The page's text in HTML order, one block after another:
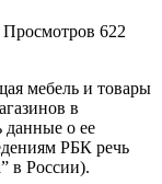
Просмотров 622
мебель и товары
в
данные о ее
РБК речь
в России).